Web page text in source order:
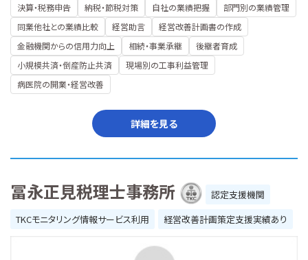
決算・税務申告
納税・節税対策 自社の業績把握
部門別の業績管理
同業他社との業績比較
経営助言
経営改善計画書の作成
金融機関からの信用力向上
相続・事業承継
後継者育成
小規模共済・倒産防止共済
現場別の工事利益管理
病医院の開業・経営改善
詳細を見る
冨永正見税理士事務所
認定支援機関
TKCモニタリング情報サービス利用
経営改善計画策定支援実績あり